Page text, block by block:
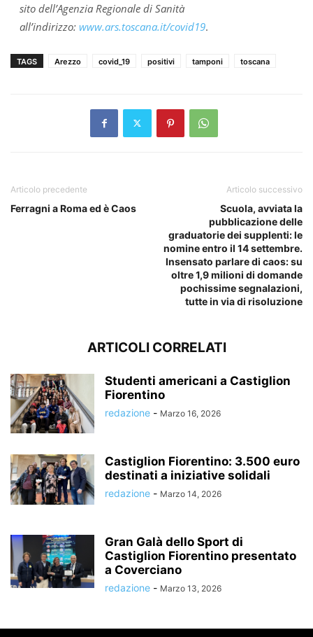
sito dell’Agenzia Regionale di Sanità
all’indirizzo: www.ars.toscana.it/covid19.
TAGS Arezzo covid_19 positivi tamponi toscana
Articolo precedente
Ferragni a Roma ed è Caos
Articolo successivo
Scuola, avviata la
pubblicazione delle
graduatorie dei supplenti: le
nomine entro il 14 settembre.
Insensato parlare di caos: su
oltre 1,9 milioni di domande
pochissime segnalazioni,
tutte in via di risoluzione
ARTICOLI CORRELATI
Studenti americani a Castiglion
Fiorentino
redazione - Marzo 16, 2026
Castiglion Fiorentino: 3.500 euro
destinati a iniziative solidali
redazione - Marzo 14, 2026
Gran Galà dello Sport di
Castiglion Fiorentino presentato
a Coverciano
redazione - Marzo 13, 2026